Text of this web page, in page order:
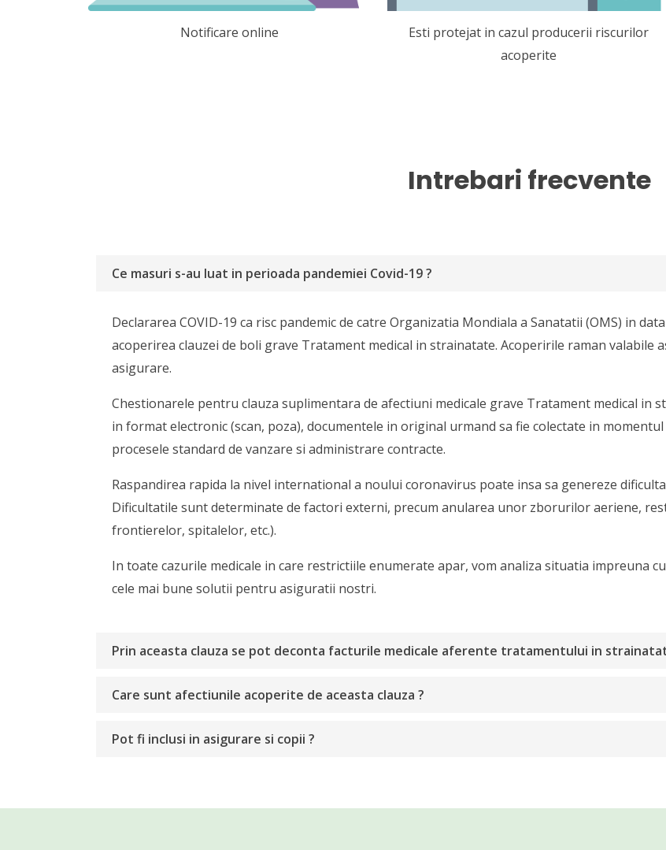
Notificare online
Esti protejat in cazul producerii riscurilor
acoperite
Intrebari frecvente
Ce masuri s-au luat in perioada pandemiei Covid-19 ?
Declararea COVID-19 ca risc pandemic de catre Organizatia Mondiala a Sanatatii (OMS) in
acoperirea clauzei de boli grave Tratament medical in strainatate. Acoperirile raman valabile
asigurare.
Chestionarele pentru clauza suplimentara de afectiuni medicale grave Tratament medical in
in format electronic (scan, poza), documentele in original urmand sa fie colectate in
procesele standard de vanzare si administrare contracte.
Raspandirea rapida la nivel international a noului coronavirus poate insa sa genereze
Dificultatile sunt determinate de factori externi, precum anularea unor zborurilor aeriene,
frontierelor, spitalelor, etc.).
In toate cazurile medicale in care restrictiile enumerate apar, vom analiza situatia impreuna
cele mai bune solutii pentru asiguratii nostri.
Prin aceasta clauza se pot deconta facturile medicale aferente tratamentului in
Care sunt afectiunile acoperite de aceasta clauza ?
Pot fi inclusi in asigurare si copii ?